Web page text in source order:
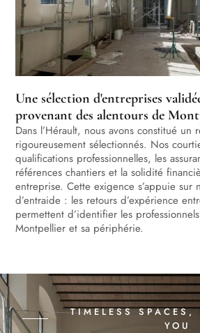
Une sélection d'entreprises
provenant des alentours de
Dans l’Hérault, nous avons constitué un
rigoureusement sélectionnés. Nos
qualifications professionnelles, les
références chantiers et la solidité
entreprise. Cette exigence s’appuie sur
d’entraide : les retours d’expérience
permettent d’identifier les
Montpellier et sa périphérie.
TIMELESS
YOU